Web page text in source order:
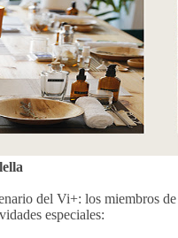
del Vi+: los miembros
especiales: